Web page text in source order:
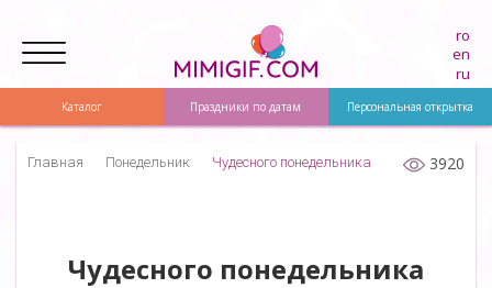
ru
ro
en
Каталог Праздники по датам Персональная открытка
Главная Понедельник Чудесного понедельника 3920
Чудесного понедельника